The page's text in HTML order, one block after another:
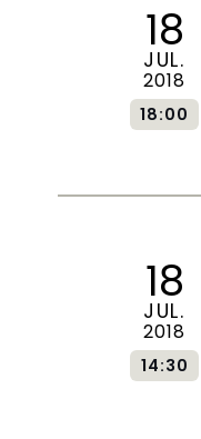
18
JUL.
2018
18:00
18
JUL.
2018
14:30